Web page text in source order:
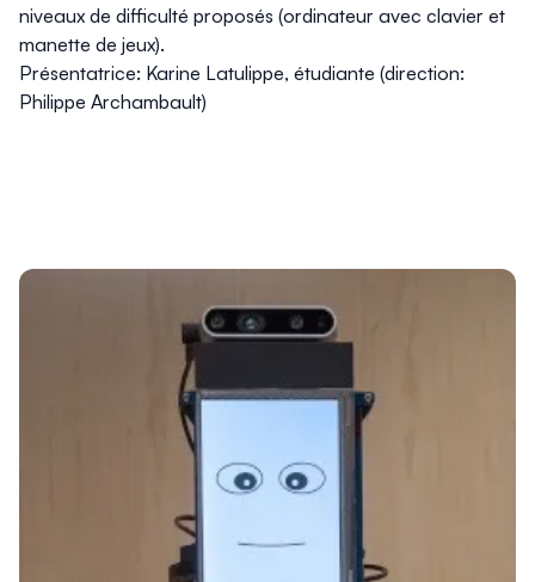
niveaux de difficulté proposés (ordinateur avec clavier et
manette de jeux).
Présentatrice: Karine Latulippe, étudiante (direction:
Philippe Archambault)